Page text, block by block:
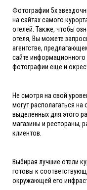
Фотографии 5х
на сайтах самого
отелей. Также, чтобы
отеля, Вы можете
агентстве,
сайте информационного
фотографии еще и
Не смотря на свой
могут располагаться
выделенных для этого
магазины и рестораны,
клиентов.
Выбирая лучшие отели
готовы к
окружающей его